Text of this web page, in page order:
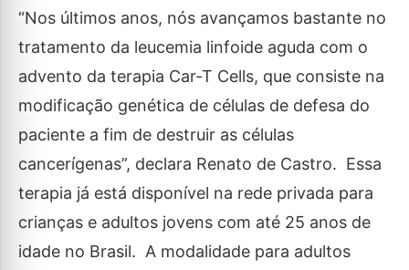
“Nos últimos anos, nós avançamos bastante no
tratamento da leucemia linfoide aguda com o
advento da terapia Car-T Cells, que consiste na
modificação genética de células de defesa do
paciente a fim de destruir as células
cancerígenas”, declara Renato de Castro. Essa
terapia já está disponível na rede privada para
crianças e adultos jovens com até 25 anos de
idade no Brasil. A modalidade para adultos